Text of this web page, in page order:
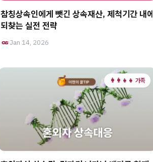
참칭상속인에게 뺏긴 상속재산, 제척기간 내에
되찾는 실전 전략
Jan 14, 2026
👩‍👩‍👧‍👧 가족